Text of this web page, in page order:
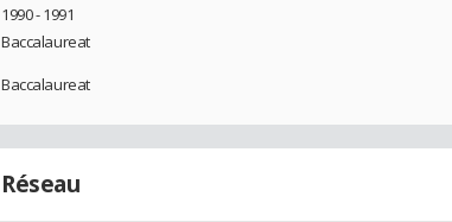
1990 - 1991
Baccalaureat
Baccalaureat
Réseau